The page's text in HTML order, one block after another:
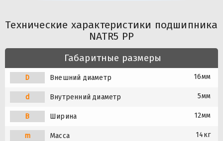
Технические характеристики подшипника
NATR5 PP
Габаритные размеры
D Внешний диаметр 16мм
d Внутренний диаметр 5мм
B Ширина 12мм
m Масса 14кг